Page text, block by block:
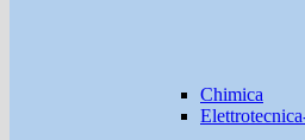
Chimica